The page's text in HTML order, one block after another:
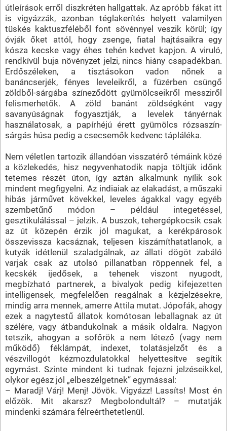
útleírások erről diszkréten hallgattak. Az apróbb fákat itt
is vigyázzák, azonban téglakerítés helyett valamilyen
tüskés kaktuszféléből font sövénnyel veszik körül; így
óvják őket attól, hogy zsenge, fiatal hajtásaikra egy
kósza kecske vagy éhes tehén kedvet kapjon. A viruló,
rendkívül buja növényzet jelzi, nincs hiány csapadékban.
Erdőszéleken, a tisztásokon vadon nőnek a
banáncserjék, fényes leveleikről, a füzérben csüngő
zöldből-sárgába színeződött gyümölcseikről messziről
felismerhetők. A zöld banánt zöldségként vagy
savanyúságnak fogyasztják, a levelek tányérnak
használatosak, a papírhéjú érett gyümölcs rózsaszín-
sárgás húsa pedig a csecsemők kedvenc tápláléka.
Nem véletlen tartozik állandóan visszatérő témáink közé
a közlekedés, hisz negyvenhatodik napja töltjük időnk
tetemes részét úton, így aztán alkalmunk nyílik sok
mindent megfigyelni. Az indiaiak az elakadást, a műszaki
hibás járművet kövekkel, leveles ágakkal vagy egyéb
szembetűnő módon – például integetéssel,
gesztikulálással – jelzik. A buszok, tehergépkocsik csak
az út közepén érzik jól magukat, a kerékpárosok
összevissza kacsáznak, teljesen kiszámíthatatlanok, a
kutyák idétlenül szaladgálnak, az állati dögöt zabáló
varjak csak az utolsó pillanatban röppennek fel, a
kecskék ijedősek, a tehenek viszont nyugodt,
megbízható partnerek, a bivalyok pedig kifejezetten
intelligensek, megfelelően reagálnak a kézjelzésekre,
mindig arra mennek, amerre Attila mutat. Jópofák, ahogy
ezek a nagytestű állatok komótosan leballagnak az út
szélére, vagy átbandukolnak a másik oldalra. Nagyon
tetszik, ahogyan a sofőrök a nem létező (vagy nem
működő) féklámpát, indexet, tolatásjelzőt és a
vészvillogót kézmozdulatokkal helyettesítve segítik
egymást. Szinte mindent ki tudnak fejezni jelzéseikkel,
olykor egész jól „elbeszélgetnek” egymással:
– Maradj! Várj! Menj! Jövök. Vigyázz! Lassíts! Most én
előzök. Mit akarsz? Megbolondultál? – mutatják
mindenki számára félreérthetetlenül.